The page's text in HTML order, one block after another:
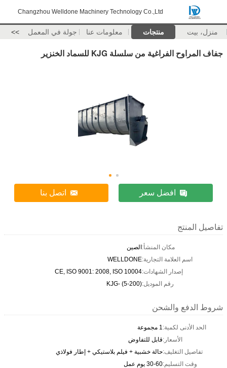
Changzhou Welldone Machinery Technology Co.,Ltd
منزل، بيت منتجات معلومات عنا جولة في المعمل >>
جفاف المراوح الفراغية من سلسلة KJG للسماد الخنزير
افضل سعر اتصل بنا
تفاصيل المنتج
مكان المنشأ:الصين
اسم العلامة التجارية:WELLDONE
إصدار الشهادات:CE, ISO 9001: 2008, ISO 10004
رقم الموديل:KJG- (5-200)
شروط الدفع والشحن
الحد الأدنى لكمية:1 مجموعة
الأسعار:قابل للتفاوض
تفاصيل التغليف:حالة خشبية + فيلم بلاستيكي + إطار فولاذي
وقت التسليم:30-60 يوم عمل